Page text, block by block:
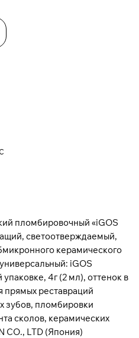
пломбировочный «iGOS
светоотверждаемый,
керамического
iGOS
4г (2 мл), оттенок в
прямых реставраций
зубов, пломбировки
сколов, керамических
CO., LTD (Япония)